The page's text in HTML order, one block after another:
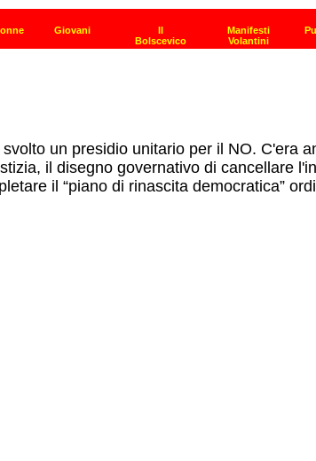
un presidio unitario per il NO. C'era
il disegno governativo di cancellare
il “piano di rinascita democratica”